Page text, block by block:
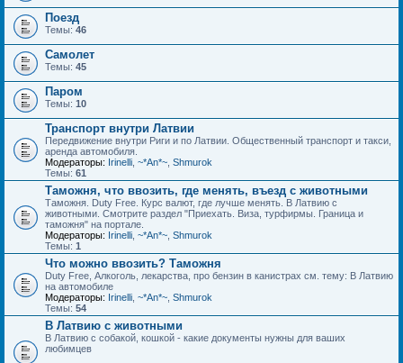
Поезд
Темы: 46
Самолет
Темы: 45
Паром
Темы: 10
Транспорт внутри Латвии
Передвижение внутри Риги и по Латвии. Общественный транспорт и такси,
аренда автомобиля.
Модераторы: Irinelli ~*An*~ Shmurok
Темы: 61
Таможня, что ввозить, где менять, въезд с животными
Таможня. Duty Free. Курс валют, где лучше менять. В Латвию с
животными. Смотрите раздел "Приехать. Виза, турфирмы. Граница и
таможня" на портале.
Модераторы: Irinelli ~*An*~ Shmurok
Темы: 1
Что можно ввозить? Таможня
Duty Free, Алкоголь, лекарства, про бензин в канистрах см. тему: В Латвию
на автомобиле
Модераторы: Irinelli ~*An*~ Shmurok
Темы: 54
В Латвию с животными
В Латвию с собакой, кошкой - какие документы нужны для ваших
любимцев